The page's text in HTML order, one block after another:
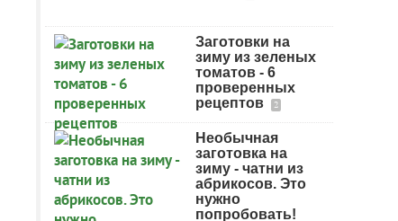
Заготовки на
зиму из зеленых
томатов - 6
проверенных
рецептов
2
Необычная
заготовка на
зиму - чатни из
абрикосов. Это
нужно
попробовать!